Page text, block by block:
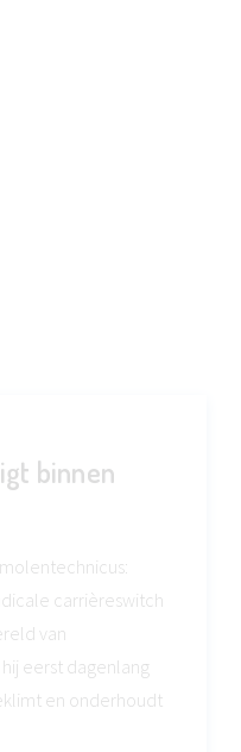
binnen
carrièreswitch
van
eerst dagenlang
en onderhoudt